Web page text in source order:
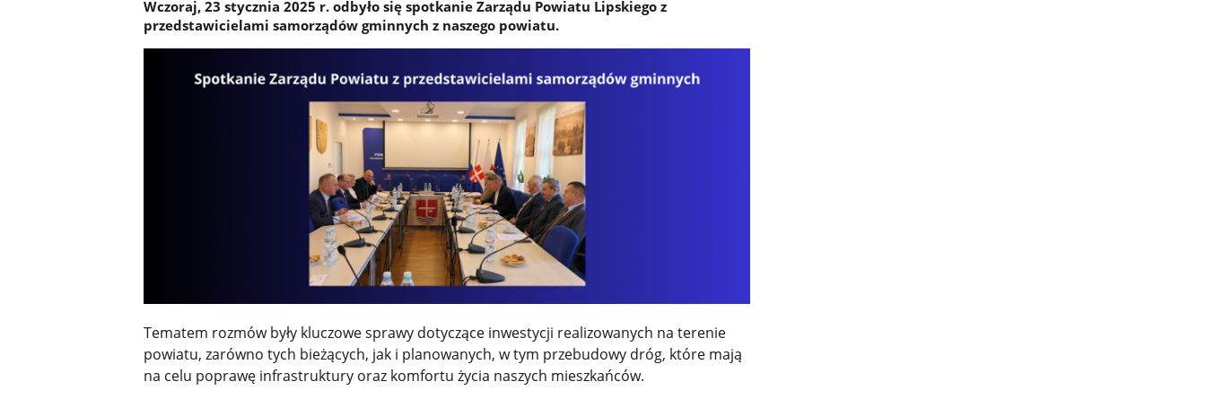
Wczoraj, 23 stycznia 2025 r. odbyło się spotkanie Zarządu Powiatu Lipskiego z
przedstawicielami samorządów gminnych z naszego powiatu.
Tematem rozmów były kluczowe sprawy dotyczące inwestycji realizowanych na terenie
powiatu, zarówno tych bieżących, jak i planowanych, w tym przebudowy dróg, które mają
na celu poprawę infrastruktury oraz komfortu życia naszych mieszkańców.